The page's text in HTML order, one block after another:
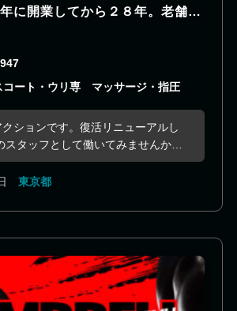
に開業してから２８年。老舗出
ジ店として宜しくお願い致しま
メン、体育会男子をそろえてお
コート・ウリ専
マッサージ・指圧
ションです。復活リニューアルし
スタッフとして働いてみませんか？
な方大歓迎！ 只今、2万円の入店
しております。体育会、ジムで鍛
方は追加１万円支給。 さらに！！
ス。ジムに入会してない方はサプリ
6ヶ月毎月一万円限度で負担しま
にございまして顔出しＮＧでも働け
東京都